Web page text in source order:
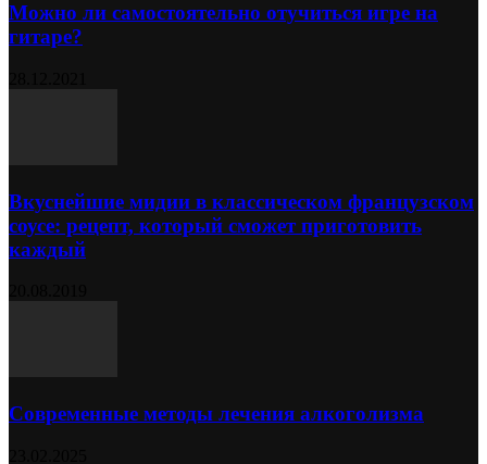
Можно ли самостоятельно отучиться игре на
гитаре?
Вкуснейшие мидии в классическом французском
соусе: рецепт, который сможет приготовить
каждый
Современные методы лечения алкоголизма